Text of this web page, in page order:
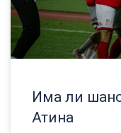
Има ли
Атина